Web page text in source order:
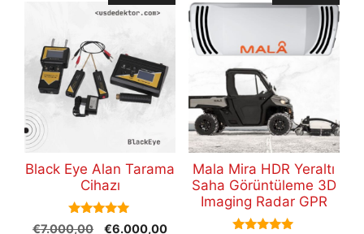
Black Eye Alan Tarama
Cihazı
5.00
€7.000,00 Orijinal
€6.000,00Şu
Mala Mira HDR Yeraltı
Saha Görüntüleme 3D
Imaging Radar GPR